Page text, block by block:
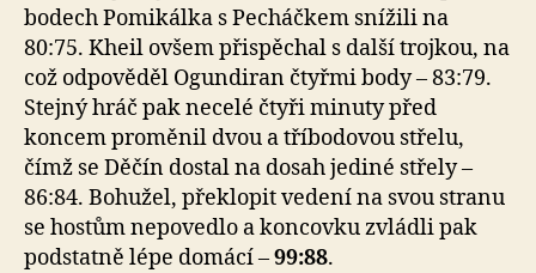
bodech Pomikálka s Pecháčkem snížili na
80:75. Kheil ovšem přispěchal s další trojkou, na
což odpověděl Ogundiran čtyřmi body – 83:79.
Stejný hráč pak necelé čtyři minuty před
koncem proměnil dvou a tříbodovou střelu,
čímž se Děčín dostal na dosah jediné střely –
86:84. Bohužel, překlopit vedení na svou stranu
se hostům nepovedlo a koncovku zvládli pak
podstatně lépe domácí –99:88.